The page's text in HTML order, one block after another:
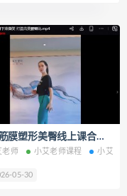
遗书电子书 太谷学派遗书PDF
小艾筋膜塑形美臀线上课合集视频课程百度网盘下载学习
老师 小艾老师课程 小艾老
05-30